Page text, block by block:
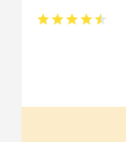
Betyg: 4.5 av